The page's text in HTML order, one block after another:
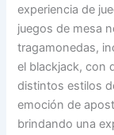
experiencia de
juegos de mesa
tragamonedas,
el blackjack, con
distintos estilos
emoción de
brindando una